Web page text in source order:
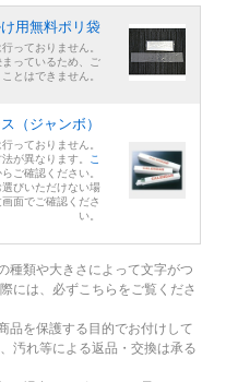
用無料ポリ袋
っておりません。
っているため、ご
とはできません。
（ジャンボ）
っておりません。
が異なります。
こ
らご確認ください。
びいただけない場
面でご確認くださ
い。
種類や大きさによって文字がつ
には、必ずこちらをご覧くださ
品を保護する目的でお付けして
汚れ等による返品・交換は承る